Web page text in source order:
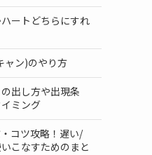
ートどちらにすれ
ャン)のやり方
出し方や出現条
ミング
コツ攻略！遅い/
こなすためのまと